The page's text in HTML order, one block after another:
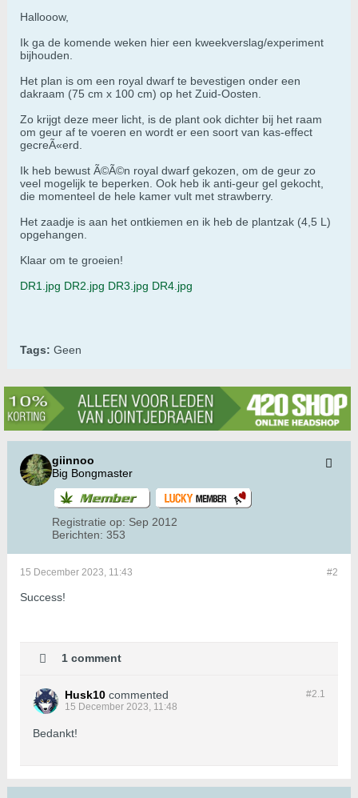
Hallooow,
Ik ga de komende weken hier een kweekverslag/experiment
bijhouden.
Het plan is om een royal dwarf te bevestigen onder een
dakraam (75 cm x 100 cm) op het Zuid-Oosten.
Zo krijgt deze meer licht, is de plant ook dichter bij het raam
om geur af te voeren en wordt er een soort van kas-effect
gecreÃ«erd.
Ik heb bewust Ã©Ã©n royal dwarf gekozen, om de geur zo
veel mogelijk te beperken. Ook heb ik anti-geur gel gekocht,
die momenteel de hele kamer vult met strawberry.
Het zaadje is aan het ontkiemen en ik heb de plantzak (4,5 L)
opgehangen.
Klaar om te groeien!
DR1.jpg DR2.jpg DR3.jpg DR4.jpg
Tags: Geen
giinnoo
Big Bongmaster
Registratie op: Sep 2012
Berichten: 353
#2
15 December 2023, 11:43
Success!
1 comment
#2.1
Husk10 commented
15 December 2023, 11:48
Bedankt!